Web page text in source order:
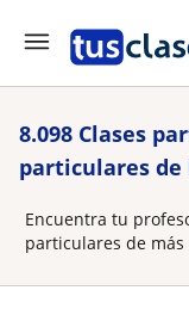
8.098 Clases
particulares
Encuentra tu
particulares de